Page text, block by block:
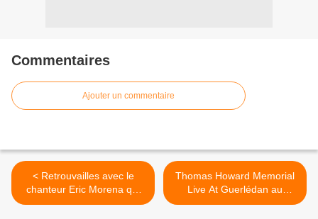
Commentaires
Ajouter un commentaire
< Retrouvailles avec le
chanteur Eric Morena qui
nous présente son nouvel
Thomas Howard Memorial
Live At Guerlédan au
cinéma Christine 21, nous y